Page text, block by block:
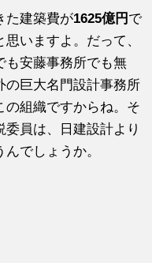
た建築費が1625億円 で
いますよ。だって、
も安藤事務所でも無
の巨大名門設計事務所
の組織ですからね。そ
員は、日建設計より
でしょうか。